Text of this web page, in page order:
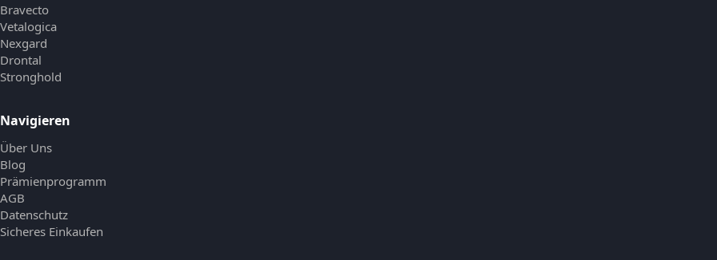
Bravecto
Vetalogica
Nexgard
Drontal
Stronghold
Navigieren
Über Uns
Blog
Prämienprogramm
AGB
Datenschutz
Sicheres Einkaufen